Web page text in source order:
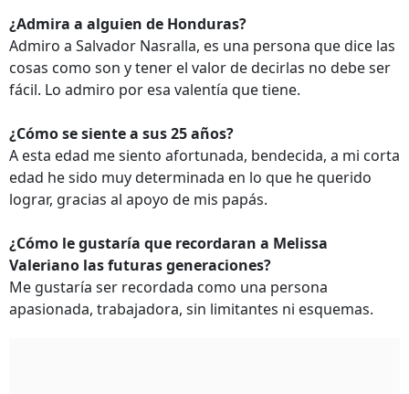
¿Admira a alguien de Honduras?
Admiro a Salvador Nasralla, es una persona que dice las
cosas como son y tener el valor de decirlas no debe ser
fácil. Lo admiro por esa valentía que tiene.
¿Cómo se siente a sus 25 años?
A esta edad me siento afortunada, bendecida, a mi corta
edad he sido muy determinada en lo que he querido
lograr, gracias al apoyo de mis papás.
¿Cómo le gustaría que recordaran a Melissa
Valeriano las futuras generaciones?
Me gustaría ser recordada como una persona
apasionada, trabajadora, sin limitantes ni esquemas.